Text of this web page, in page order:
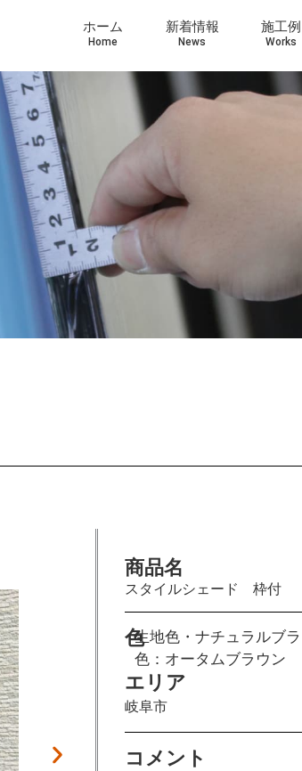
ホーム
Home
新着情報
News
施工例
Works
施工前
商品名
スタイルシェード 枠付
色生地色・ナチュラルブ
色：オータムブラウン
エリア
岐阜市
コメント